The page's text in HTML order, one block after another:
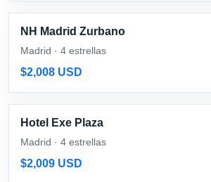
NH Madrid Zurbano
Madrid · 4 estrellas
$2,008 USD
Hotel Exe Plaza
Madrid · 4 estrellas
$2,009 USD